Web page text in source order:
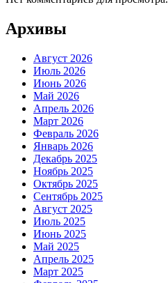
Архивы
Август 2026
Июль 2026
Июнь 2026
Май 2026
Апрель 2026
Март 2026
Февраль 2026
Январь 2026
Декабрь 2025
Ноябрь 2025
Октябрь 2025
Сентябрь 2025
Август 2025
Июль 2025
Июнь 2025
Май 2025
Апрель 2025
Март 2025